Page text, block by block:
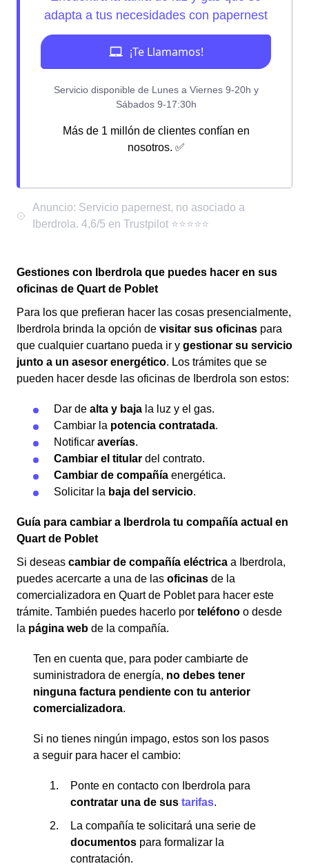
Más de 1 millón de clientes confían en
nosotros. ✅
Gestiones con Iberdrola que puedes hacer en sus
oficinas de Quart de Poblet
Para los que prefieran hacer las cosas presencialmente,
Iberdrola brinda la opción de visitar sus oficinas para
que cualquier cuartano pueda ir y gestionar su servicio
junto a un asesor energético. Los trámites que se
pueden hacer desde las oficinas de Iberdrola son estos:
Dar de alta y baja la luz y el gas.
Cambiar la potencia contratada.
Notificar averías.
Cambiar el titular del contrato.
Cambiar de compañía energética.
Solicitar la baja del servicio.
Guía para cambiar a Iberdrola tu compañía actual en
Quart de Poblet
Si deseas cambiar de compañía eléctrica a Iberdrola,
puedes acercarte a una de las oficinas de la
comercializadora en Quart de Poblet para hacer este
trámite. También puedes hacerlo por teléfono o desde
la página web de la compañía.
Ten en cuenta que, para poder cambiarte de
suministradora de energía, no debes tener
ninguna factura pendiente con tu anterior
comercializadora.
Si no tienes ningún impago, estos son los pasos
a seguir para hacer el cambio:
Ponte en contacto con Iberdrola para
contratar una de sus tarifas.
La compañía te solicitará una serie de
documentos para formalizar la
contratación.